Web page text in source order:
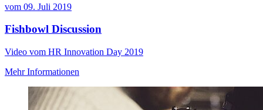
vom 09. Juli 2019
Fishbowl Discussion
Video vom HR Innovation Day 2019
Mehr Informationen